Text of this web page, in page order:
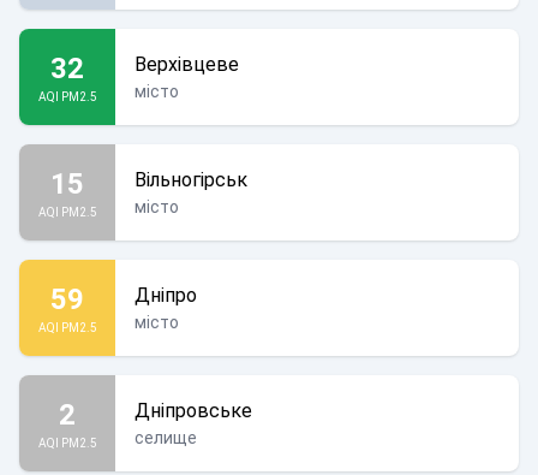
32
AQI PM2.5
Верхівцеве
місто
15
AQI PM2.5
Вільногірськ
місто
59
AQI PM2.5
Дніпро
місто
2
AQI PM2.5
Дніпровське
селище